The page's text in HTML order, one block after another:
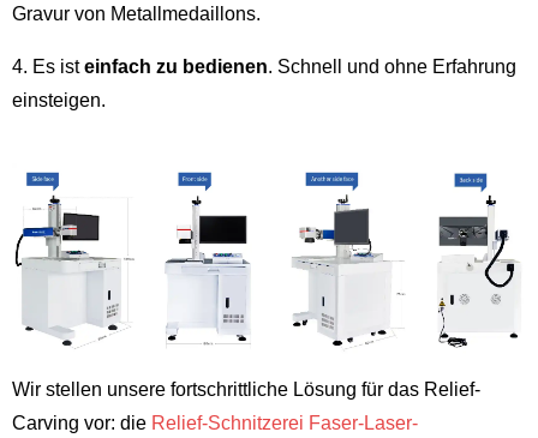
Gravur von Metallmedaillons.
4. Es isteinfach zu bedienen. Schnell und ohne Erfahrung
einsteigen.
Wir stellen unsere fortschrittliche Lösung für das Relief-
Carving vor: die Relief-Schnitzerei Faser-Laser-